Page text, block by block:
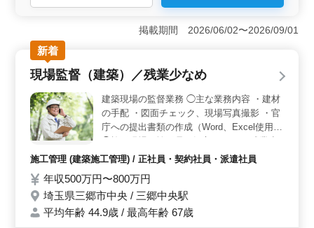
＜トラック中心の鈑金業務に携われる仕事内容＞ トラ
ックをメインとした鈑金業務のほか、ボディクリーニン
グやデントリペアも担当します。鈑金塗装の経験を活か
しながら、専門性の高い技術を発揮できる環境で
す。 ＜経験を活かして活躍できる職場＞ 鈑金塗装
経験があれば年齢は問いません。50代・60代が活躍して
おり、これまで培った技術やノウハウを活かして即戦力
として活躍できます。 ＜通勤しやすい環境と充実の
福利厚生＞ 無料駐車場完備でマイカー通勤が可能で
す。交通費支給に加え、自転車支給や退職金制度など福
利厚生も充実しており、安心して長く働ける環境が整っ
ています。
掲載期間 2026/06/02〜2026/09/01
新着
現場監督（建築）／残業少なめ
建築現場の監督業務 ◯主な業務内容 ・建材
の手配 ・図面チェック、現場写真撮影 ・官
庁への提出書類の作成（Word、Excel使用）
なめ ＊退職金あり ＊交通費支給 即戦力とし
建築施工管理技士資格をお持ちの方は優遇さ
せて頂きます！
施工管理 (建築施工管理) / 正社員・契約社員・派遣社員
年収500万円〜800万円
埼玉県三郷市中央 / 三郷中央駅
平均年齢 44.9歳 / 最高年齢 67歳